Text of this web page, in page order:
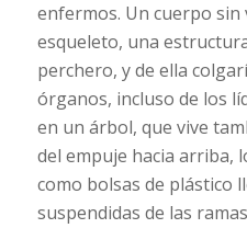
enfermos. Un cuerpo sin
esqueleto, una
perchero, y de ella
órganos, incluso de los
en un árbol, que vive
del empuje hacia arriba,
como bolsas de plástico
suspendidas de las